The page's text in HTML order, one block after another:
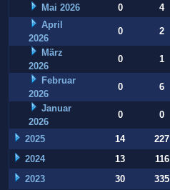
Mai 2026 0 4
April
2026
0 2
März
2026
0 1
Februar
2026
0 6
Januar
2026
0 0
2025 14 227
2024
13 116
2023
30 335